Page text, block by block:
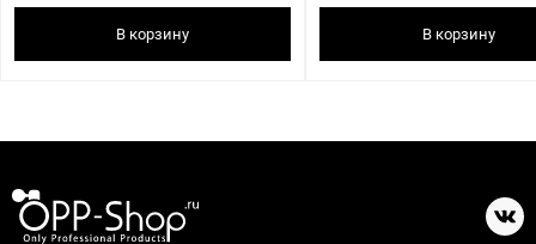
В корзину В корзину